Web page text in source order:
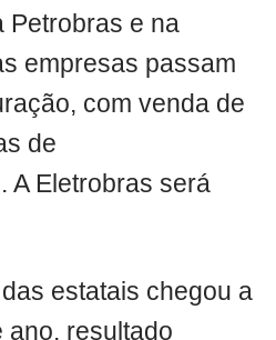
Petrobras e na
empresas passam
com venda de
de
A Eletrobras será
estatais chegou a
ano, resultado